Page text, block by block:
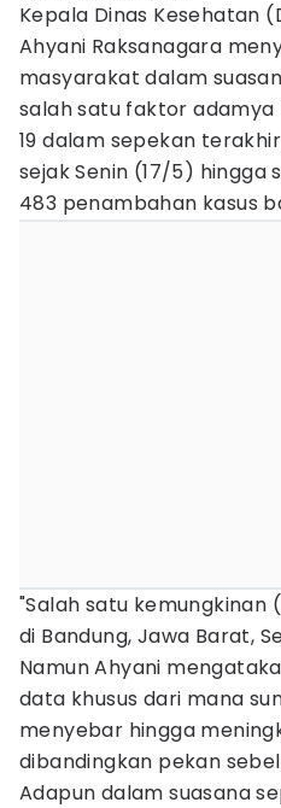
Kepala Dinas Kesehatan
Ahyani Raksanagara
masyarakat dalam
salah satu faktor adamya
19 dalam sepekan
sejak Senin (17/5) hingga
483 penambahan kasus
"Salah satu kemungkinan
di Bandung, Jawa Barat,
Namun Ahyani
data khusus dari mana
menyebar hingga
dibandingkan pekan
Adapun dalam suasana